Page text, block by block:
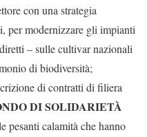
con una strategia
per modernizzare gli impianti
– sulle cultivar nazionali
di biodiversità;
di contratti di filiera
DI SOLIDARIETÀ
pesanti calamità che hanno